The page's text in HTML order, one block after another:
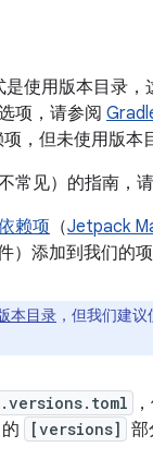
使用版本目录
项，请参阅
，但未使用版
常见）的指南，
赖项 （Jetpack
）添加到我们的
本目录 ，但我们建
[versions] 部